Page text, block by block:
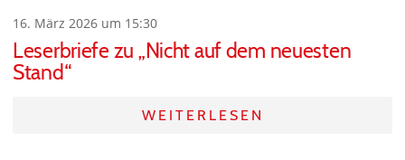
16. März 2026 um 15:30
Leserbriefe zu „Nicht auf dem neuesten
Stand“
WEITERLESEN